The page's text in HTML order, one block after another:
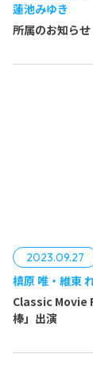
http://
湯本 亜美
蓮池みゆき
所属のお知らせ
2023.09.27
槙原 唯・維東
Classic Movie
棒」出演